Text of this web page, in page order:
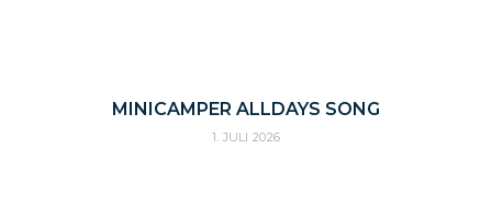
MINICAMPER ALLDAYS SONG
1. JULI 2026